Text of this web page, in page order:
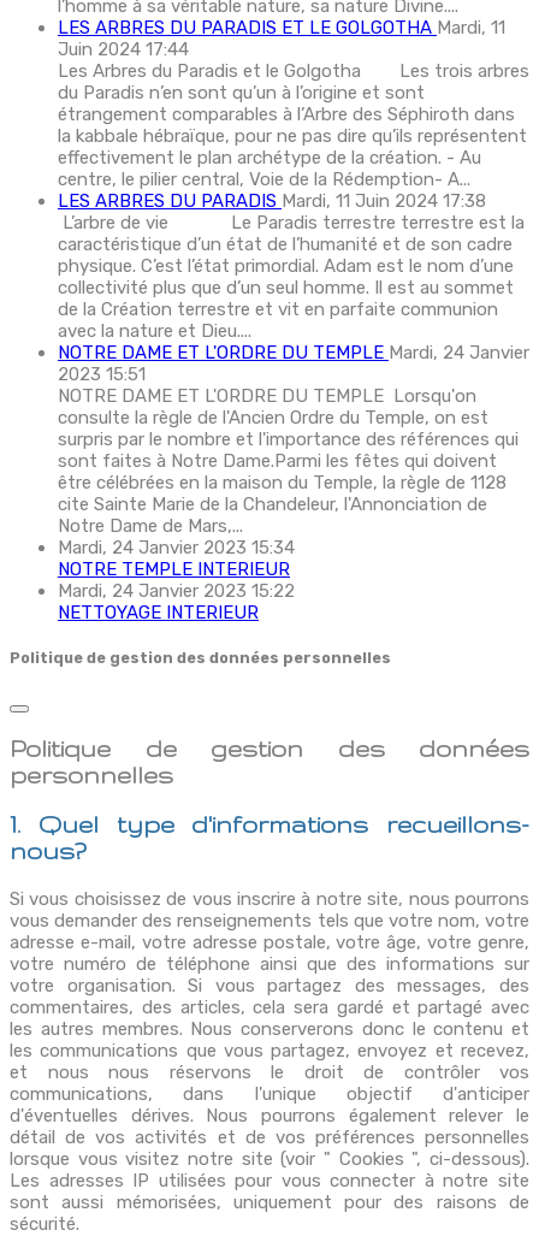
l’homme à sa véritable nature, sa nature Divine....
LES ARBRES DU PARADIS ET LE GOLGOTHA Mardi, 11
Juin 2024 17:44
Les Arbres du Paradis et le Golgotha Les trois arbres
du Paradis n’en sont qu’un à l’origine et sont
étrangement comparables à l’Arbre des Séphiroth dans
la kabbale hébraïque, pour ne pas dire qu’ils représentent
effectivement le plan archétype de la création. - Au
centre, le pilier central, Voie de la Rédemption- A...
LES ARBRES DU PARADIS Mardi, 11 Juin 2024 17:38
L’arbre de vie Le Paradis terrestre terrestre est la
caractéristique d’un état de l’humanité et de son cadre
physique. C’est l’état primordial. Adam est le nom d’une
collectivité plus que d’un seul homme. Il est au sommet
de la Création terrestre et vit en parfaite communion
avec la nature et Dieu....
NOTRE DAME ET L'ORDRE DU TEMPLE Mardi, 24 Janvier
2023 15:51
NOTRE DAME ET L'ORDRE DU TEMPLE Lorsqu'on
consulte la règle de l'Ancien Ordre du Temple, on est
surpris par le nombre et l'importance des références qui
sont faites à Notre Dame.Parmi les fêtes qui doivent
être célébrées en la maison du Temple, la règle de 1128
cite Sainte Marie de la Chandeleur, l'Annonciation de
Notre Dame de Mars,...
Mardi, 24 Janvier 2023 15:34
NOTRE TEMPLE INTERIEUR
Mardi, 24 Janvier 2023 15:22
NETTOYAGE INTERIEUR
Politique de gestion des données personnelles
Politique de gestion des données
personnelles
1. Quel type d'informations recueillons-
nous?
Si vous choisissez de vous inscrire à notre site, nous pourrons
vous demander des renseignements tels que votre nom, votre
adresse e-mail, votre adresse postale, votre âge, votre genre,
votre numéro de téléphone ainsi que des informations sur
votre organisation. Si vous partagez des messages, des
commentaires, des articles, cela sera gardé et partagé avec
les autres membres. Nous conserverons donc le contenu et
les communications que vous partagez, envoyez et recevez,
et nous nous réservons le droit de contrôler vos
communications, dans l'unique objectif d'anticiper
d'éventuelles dérives. Nous pourrons également relever le
détail de vos activités et de vos préférences personnelles
lorsque vous visitez notre site (voir " Cookies ", ci-dessous).
Les adresses IP utilisées pour vous connecter à notre site
sont aussi mémorisées, uniquement pour des raisons de
sécurité.